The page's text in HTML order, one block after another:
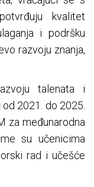
kvalitet
i podršku
razvoju znanja,
talenata i
2021. do 2025.
za međunarodna
su učenicima
rad i učešće